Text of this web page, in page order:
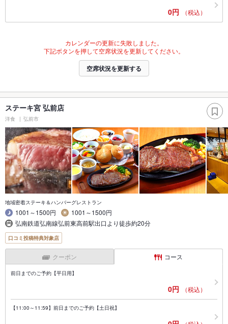
0円 （税込）
カレンダーの更新に失敗しました。
下記ボタンを押して空席状況を更新してください。
空席状況を更新する
ステーキ宮 弘前店
洋食 弘前市
地域密着ステーキ＆ハンバーグレストラン
1001～1500円
1001～1500円
弘南鉄道弘南線弘前東高前駅出口より徒歩約20分
口コミ投稿特典対象店
クーポン コース
前日までのご予約【平日用】
0円 （税込）
【11:00～11:59】前日までのご予約【土日祝】